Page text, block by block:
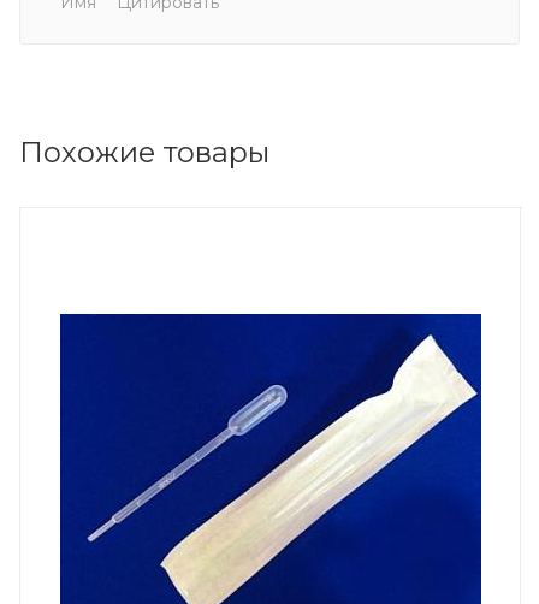
Похожие товары